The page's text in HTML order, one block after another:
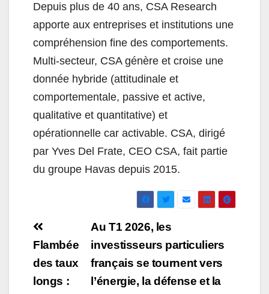
Depuis plus de 40 ans, CSA Research
apporte aux entreprises et institutions une
compréhension fine des comportements.
Multi-secteur, CSA génère et croise une
donnée hybride (attitudinale et
comportementale, passive et active,
qualitative et quantitative) et
opérationnelle car activable. CSA, dirigé
par Yves Del Frate, CEO CSA, fait partie
du groupe Havas depuis 2015.
Navigation
de
l’article
Au T1 2026, les
investisseurs particuliers
français se tournent vers
l’énergie, la défense et la
Flambée
des taux
longs :